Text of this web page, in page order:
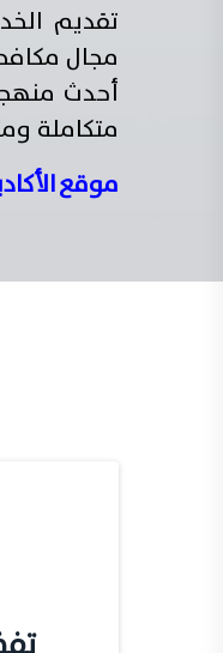
تقديم
مجال
أحدث
متكاملة
موقع